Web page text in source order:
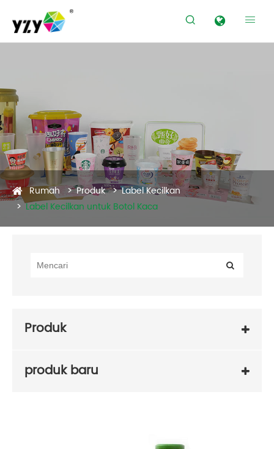
 
Produk
Rumah Produk
Label Kecilkan
Label Kecilkan untuk Botol Kaca
Produk
produk baru